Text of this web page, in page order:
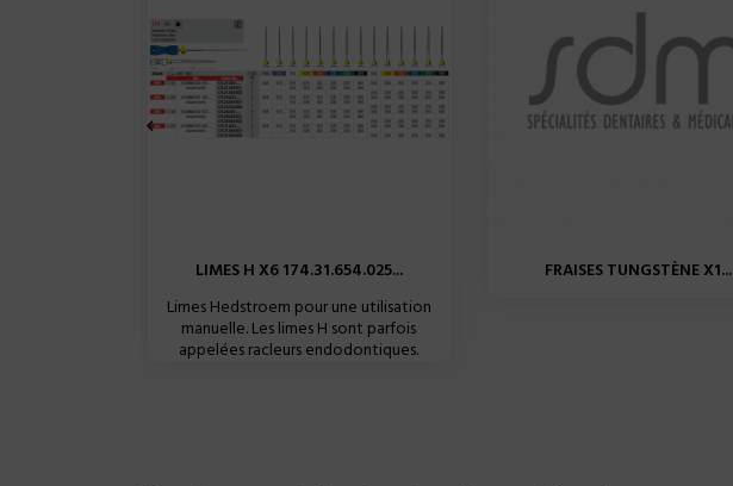
LIMES H X6 174.31.654.025...
Limes Hedstroem pour une utilisation
manuelle. Les limes H sont parfois
appelées racleurs endodontiques.
FRAISES TUNGSTÈNE X1...
